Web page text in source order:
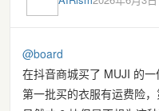
@board
在抖音商城买了 MUJI 的
第一批买的衣服有运费险，